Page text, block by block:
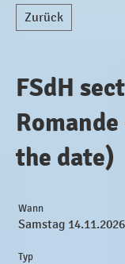
Zurück
FSdH
the date)
Wann
Samstag
Typ